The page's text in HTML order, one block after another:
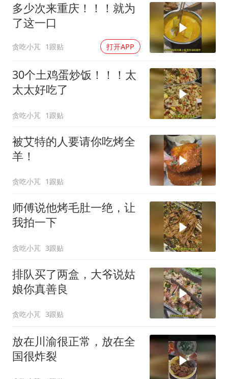
多少次来重庆！！！就为
了这一口
贪吃小芃 1跟贴 打开APP
30个土鸡蛋炒饭！！！太
太太好吃了
贪吃小芃 1跟贴
被艾特的人要请你吃烤全
羊！
贪吃小芃 1跟贴
师傅说他烤毛肚一绝，让
我拍一下
贪吃小芃 3跟贴
排队买了两盒，大爷说姑
娘你真善良
贪吃小芃 3跟贴
放在川渝很正常，放在全
国很炸裂